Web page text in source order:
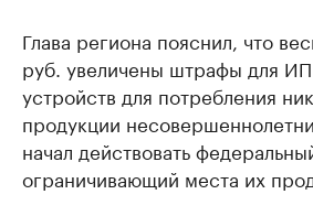
Глава региона пояснил, что
руб. увеличены штрафы для
устройств для потребления
продукции
начал действовать
ограничивающий места их